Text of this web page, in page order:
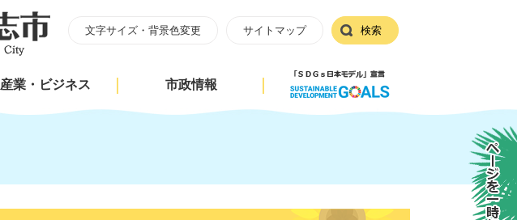
文字サイズ・背景色変更 サイトマップ 検索
産業・ビジネス 市政情報
ページを一時保存する